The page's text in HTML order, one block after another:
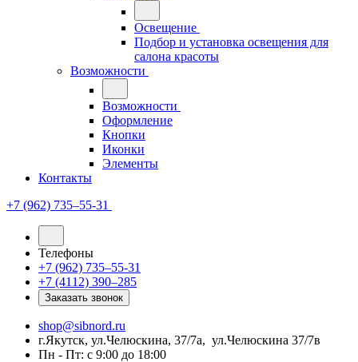
Освещение
Подбор и установка освещения для
салона красоты
Возможности
Возможности
Оформление
Кнопки
Иконки
Элементы
Контакты
+7 (962) 735‒55-31
Телефоны
+7 (962) 735‒55-31
+7 (4112) 390‒285
Заказать звонок
shop@sibnord.ru
​г.Якутск, ул.Челюскина, 37/7а, ул.Челюскина 37/7в
Пн - Пт: с 9:00 до 18:00